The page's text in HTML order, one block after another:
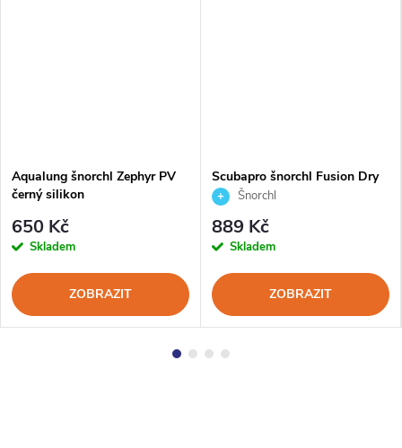
Aqualung šnorchl Zephyr PV
černý silikon
650 Kč
Skladem
ZOBRAZIT
Scubapro šnorchl Fusion Dry
Šnorchl
889 Kč
Skladem
ZOBRAZIT